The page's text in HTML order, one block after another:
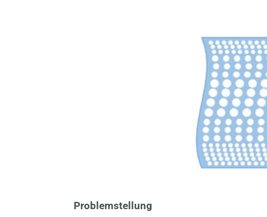
Problemstellung